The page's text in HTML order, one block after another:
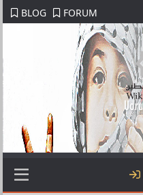
BLOG FORUM